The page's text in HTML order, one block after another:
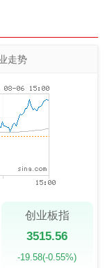
走势
创业板指
3515.56
-19.58(-0.55%)